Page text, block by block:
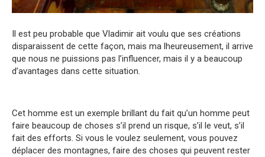
Il est peu probable que Vladimir ait voulu que ses créations
disparaissent de cette façon, mais ma lheureusement, il arrive
que nous ne puissions pas l’influencer, mais il y a beaucoup
d’avantages dans cette situation.
Cet homme est un exemple brillant du fait qu’un homme peut
faire beaucoup de choses s’il prend un risque, s’il le veut, s’il
fait des efforts. Si vous le voulez seulement, vous pouvez
déplacer des montagnes, faire des choses qui peuvent rester